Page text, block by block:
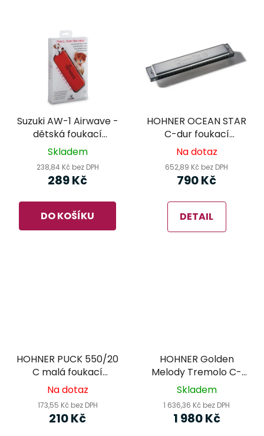
Suzuki AW-1 Airwave -
dětská foukací
harmonika červená
Skladem
238,84 Kč bez DPH
289 Kč
DO KOŠÍKU
HOHNER OCEAN STAR
C-dur foukací
harmonika
Na dotaz
652,89 Kč bez DPH
790 Kč
DETAIL
HOHNER PUCK 550/20
C malá foukací
harmonika
Na dotaz
173,55 Kč bez DPH
210 Kč
HOHNER Golden
Melody Tremolo C-
dur foukací
Skladem
1 636,36 Kč bez DPH
1 980 Kč